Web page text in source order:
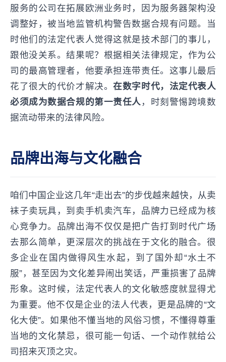
服务的公司在拓展欧洲业务时，因为服务器架构没
调整好，被当地监管机构警告数据合规有问题。当
时他们的法定代表人觉得这就是技术部门的事儿，
跟他没关系。结果呢？根据相关法律规定，作为公
司的最高管理者，他要承担连带责任。这事儿最后
花了很大的代价才解决。在数字时代，法定代表人
必须成为数据合规的第一责任人 ，时刻警惕跨境数
据流动带来的法律风险。
品牌出海与文化融合
咱们中国企业这几年“走出去”的步伐越来越快，从卖
袜子卖玩具，到卖手机卖汽车，品牌力已经成为核
心竞争力。品牌出海不仅仅是把广告打到时代广场
去那么简单，更深层次的挑战在于文化的融合。很
多企业在国内做得风生水起，到了国外却“水土不
服”，甚至因为文化差异闹出笑话，严重损害了品牌
形象。这时候，法定代表人的文化敏感度就显得尤
为重要。他不仅是企业的法人代表，更是品牌的“文
化大使”。如果他不懂当地的风俗习惯，不懂得尊重
当地的文化禁忌，很可能一句话、一个动作就给公
司招来灭顶之灾。